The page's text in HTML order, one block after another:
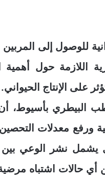
للوصول إلى
اللازمة حول أهمية
على الإنتاج الحيواني.
البيطري بأسيوط،
ورفع معدلات
يشمل نشر الوعي بين
أي حالات اشتباه